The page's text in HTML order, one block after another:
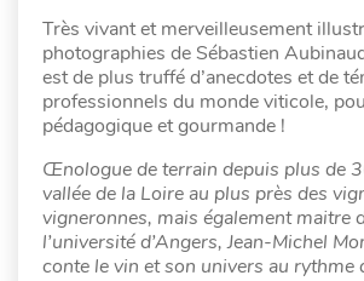
Très vivant et merveilleusement
photographies de Sébastien
est de plus truffé d’anecdotes et de
professionnels du monde viticole,
pédagogique et gourmande !
Œnologue de terrain depuis plus de
vallée de la Loire au plus près des
vigneronnes, mais également maitre
l’université d’Angers, Jean-Michel
conte le vin et son univers au rythme